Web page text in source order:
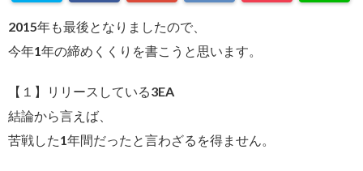
2015年も最後となりましたので、
今年1年の締めくくりを書こうと思います。
【１】リリースしている3EA
結論から言えば、
苦戦した1年間だったと言わざるを得ません。